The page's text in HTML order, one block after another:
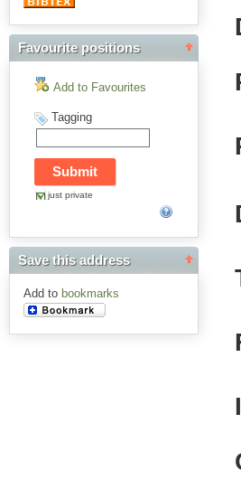
Favourite positions
Add to Favourites
Tagging
just private
Save this address
Add to bookmarks